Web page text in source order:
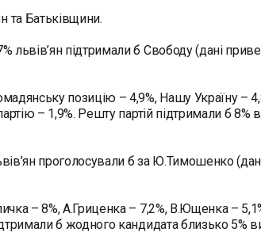
та Батьківщини.
львів’ян підтримали б Свободу (дані
позицію – 4,9%, Нашу Україну –
– 1,9%. Решту партій підтримали б 8%
проголосували б за Ю.Тимошенко
– 8%, А.Гриценка – 7,2%, В.Ющенка –
б жодного кандидата близько 5%